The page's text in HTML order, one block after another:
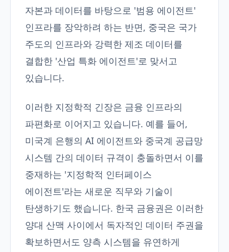
자본과 데이터를 바탕으로 '범용 에이전트'
인프라를 장악하려 하는 반면, 중국은 국가
주도의 인프라와 강력한 제조 데이터를
결합한 '산업 특화 에이전트'로 맞서고
있습니다.
이러한 지정학적 긴장은 금융 인프라의
파편화로 이어지고 있습니다. 예를 들어,
미국계 은행의 AI 에이전트와 중국계 공급망
시스템 간의 데이터 규격이 충돌하면서 이를
중재하는 '지정학적 인터페이스
에이전트'라는 새로운 직무와 기술이
탄생하기도 했습니다. 한국 금융권은 이러한
양대 산맥 사이에서 독자적인 데이터 주권을
확보하면서도 양측 시스템을 유연하게